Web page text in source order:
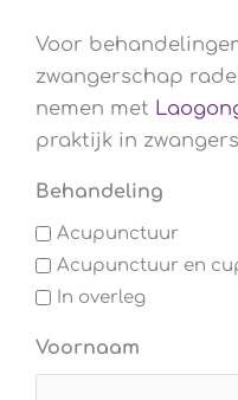
Voor
zwangerschap
nemen met
praktijk in
Behandeling
Acupunctuur
Acupunctuur en
In overleg
Voornaam